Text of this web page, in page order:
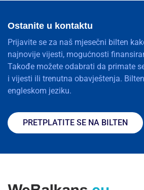
Ostanite u kontaktu
Prijavite se za naš mjesečni bilten
najnovije vijesti, mogućnosti
Takođe možete odabrati da primate
i vijesti ili trenutna obavještenja.
engleskom jeziku.
PRETPLATITE SE NA BILTEN